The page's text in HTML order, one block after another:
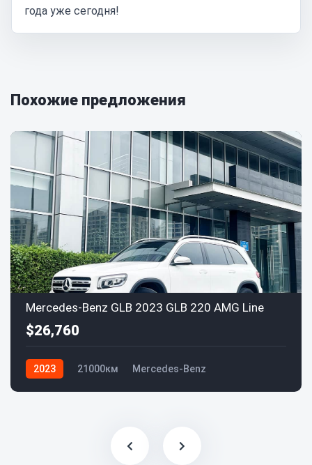
года уже сегодня!
Похожие предложения
Mercedes-Benz GLB 2023 GLB 220 AMG Line
$26,760
2023 21000км Mercedes-Benz